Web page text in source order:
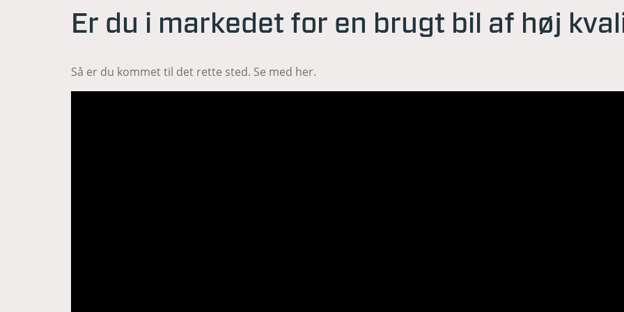
Er du i markedet for en brugt bil af høj
Så er du kommet til det rette sted. Se med her.